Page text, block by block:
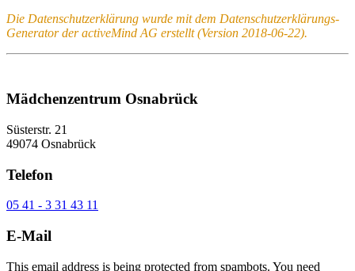
Die Datenschutzerklärung wurde mit dem Datenschutzerklärungs-
Generator der activeMind AG erstellt (Version 2018-06-22).
Mädchenzentrum Osnabrück
Süsterstr. 21
49074 Osnabrück
Telefon
05 41 - 3 31 43 11
E-Mail
This email address is being protected from spambots. You need